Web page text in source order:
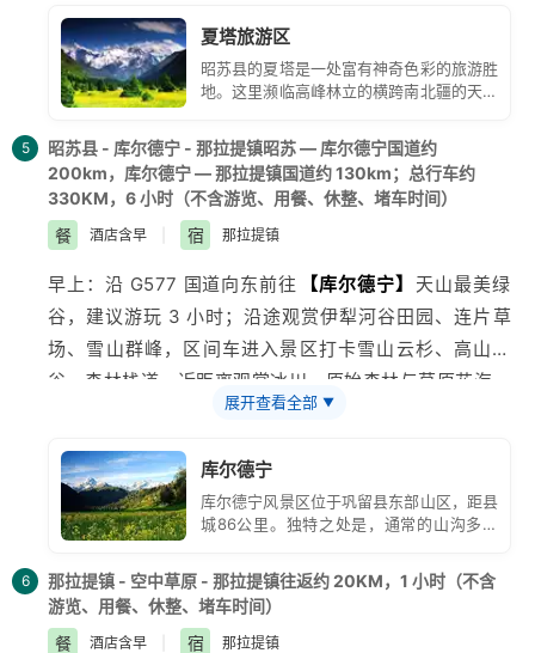
- 傍晚：游览完毕驱车前往
办理酒店入住。
夏塔旅游区
昭苏县的夏塔是一处富有神奇色彩的旅游胜
地。这里濒临高峰林立的横跨南北疆的天山
址、民俗和自然景观组成的一条古文化风景
线。
5
昭苏县 - 库尔德宁 - 那拉提镇昭苏 — 库尔德宁国道约
200km，库尔德宁 — 那拉提镇国道约 130km；总行车约
330KM，6 小时（不含游览、用餐、休整、堵车时间）
餐
酒店含早 宿 那拉提镇
早上：沿 G577 国道向东前往 【库尔德宁】
天山最美绿
谷，建议游玩 3 小时；沿途观赏伊犁河谷田园、连片草
场、雪山群峰，区间车进入景区打卡雪山云杉、高山河
谷、森林栈道，近距离观赏冰川、原始森林与草原花海。
- 中午：景区附近自行用餐。
- 傍晚：游览结束前往
展开查看全部 ▼
库尔德宁
库尔德宁风景区位于巩留县东部山区，距县
城86公里。独特之处是，通常的山沟多顺
尔德宁即是横沟之意。库尔德宁是著名风景
区和旅游避暑胜地。
6
那拉提镇 - 空中草原 - 那拉提镇往返约 20KM，1 小时（不含
游览、用餐、休整、堵车时间）
餐
酒店含早 宿 那拉提镇